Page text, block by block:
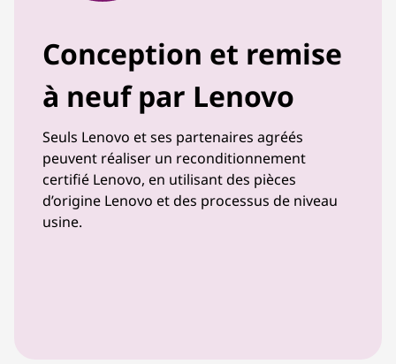
Conception et remise
à neuf par Lenovo
Seuls Lenovo et ses partenaires agréés
peuvent réaliser un reconditionnement
certifié Lenovo, en utilisant des pièces
d’origine Lenovo et des processus de niveau
usine.